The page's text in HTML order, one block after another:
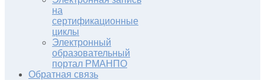
на
сертификационные
циклы
Электронный
образовательный
портал РМАНПО
Обратная связь